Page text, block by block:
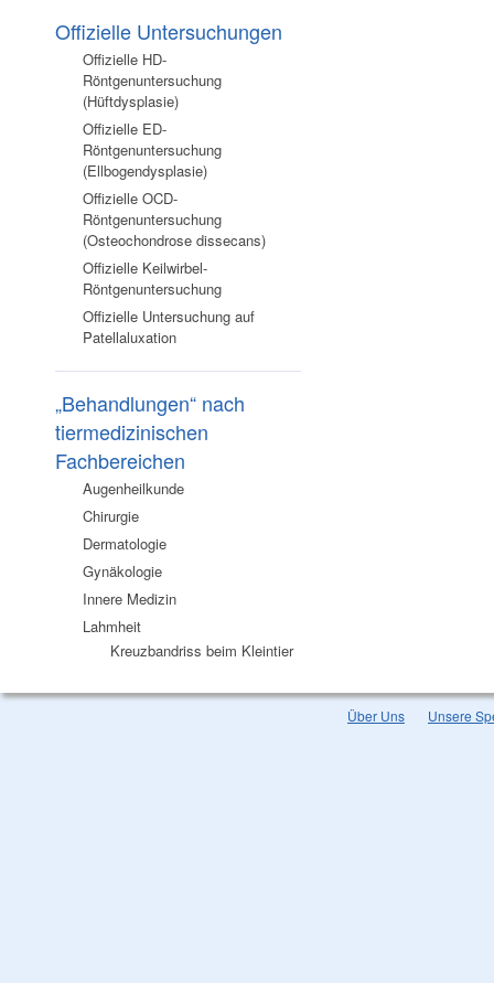
Offizielle Untersuchungen
Offizielle HD-
Röntgenuntersuchung
(Hüftdysplasie)
Offizielle ED-
Röntgenuntersuchung
(Ellbogendysplasie)
Offizielle OCD-
Röntgenuntersuchung
(Osteochondrose dissecans)
Offizielle Keilwirbel-
Röntgenuntersuchung
Offizielle Untersuchung auf
Patellaluxation
„Behandlungen“ nach
tiermedizinischen
Fachbereichen
Augenheilkunde
Chirurgie
Dermatologie
Gynäkologie
Innere Medizin
Lahmheit
Kreuzbandriss beim Kleintier
Über Uns Unsere